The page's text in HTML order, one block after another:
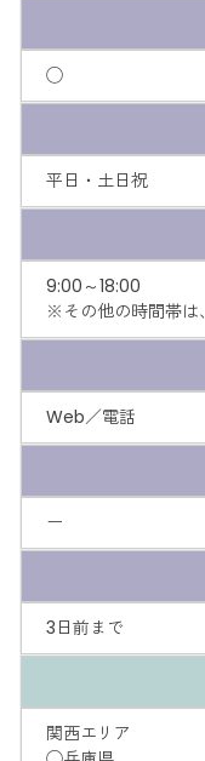
◯
平日・土日祝
9:00～18:00
※その他の時間帯は
Web／電話
ー
3日前まで
関西エリア